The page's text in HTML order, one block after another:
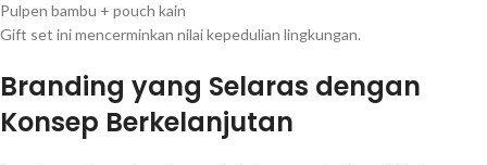
Pulpen bambu + pouch kain
Gift set ini mencerminkan nilai kepedulian lingkungan.
Branding yang Selaras dengan
Konsep Berkelanjutan